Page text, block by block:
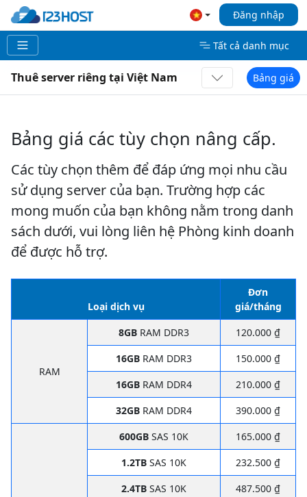
Đăng nhập
Tất cả danh mục
Thuê server riêng tại Việt Nam Bảng giá
Bảng giá các tùy chọn nâng cấp.
Các tùy chọn thêm để đáp ứng mọi nhu cầu
sử dụng server của bạn. Trường hợp các
mong muốn của bạn không nằm trong danh
sách dưới, vui lòng liên hệ Phòng kinh doanh
để được hỗ trợ.
Loại dịch vụ
Đơn
giá/tháng
RAM
8GB RAM DDR3
120.000 ₫
16GB RAM DDR3
150.000 ₫
16GB RAM DDR4
210.000 ₫
32GB RAM DDR4 390.000 ₫
600GB SAS 10K
165.000 ₫
1.2TB SAS 10K
232.500 ₫
2.4TB SAS 10K
487.500 ₫